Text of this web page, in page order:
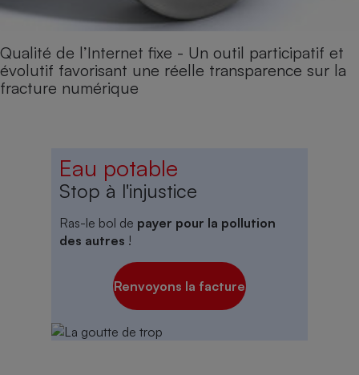
Qualité de l’Internet fixe - Un outil participatif et
évolutif favorisant une réelle transparence sur la
fracture numérique
Eau potable
Stop à l'injustice
Ras-le bol de payer pour la pollution
des autres !
Renvoyons la facture